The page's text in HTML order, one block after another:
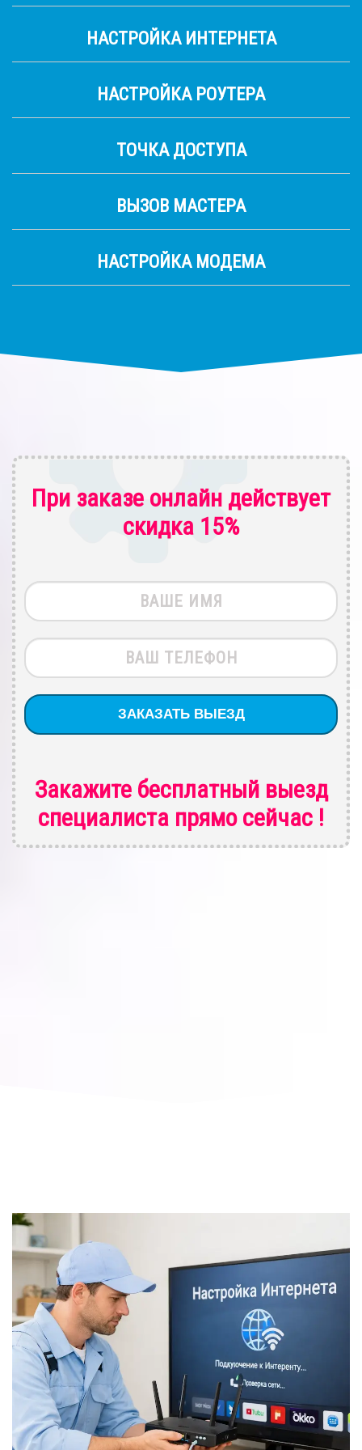
НАСТРОЙКА ИНТЕРНЕТА
НАСТРОЙКА РОУТЕРА
ТОЧКА ДОСТУПА
ВЫЗОВ МАСТЕРА
НАСТРОЙКА МОДЕМА
При заказе онлайн действует
скидка 15%
Закажите бесплатный выезд
специалиста прямо сейчас !